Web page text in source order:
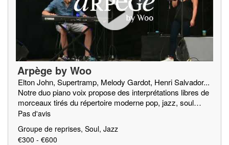
Arpège by Woo
Elton John, Supertramp, Melody Gardot, Henri Salvador...
Notre duo piano voix propose des interprétations libres de
morceaux tirés du répertoire moderne pop, jazz, soul…
Pas d'avis
Groupe de reprises, Soul, Jazz
€300 - €600